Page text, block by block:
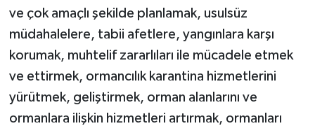
ve çok amaçlı şekilde planlamak, usulsüz
müdahalelere, tabii afetlere, yangınlara karşı
korumak, muhtelif zararlıları ile mücadele etmek
ve ettirmek, ormancılık karantina hizmetlerini
yürütmek, geliştirmek, orman alanlarını ve
ormanlara ilişkin hizmetleri artırmak, ormanları